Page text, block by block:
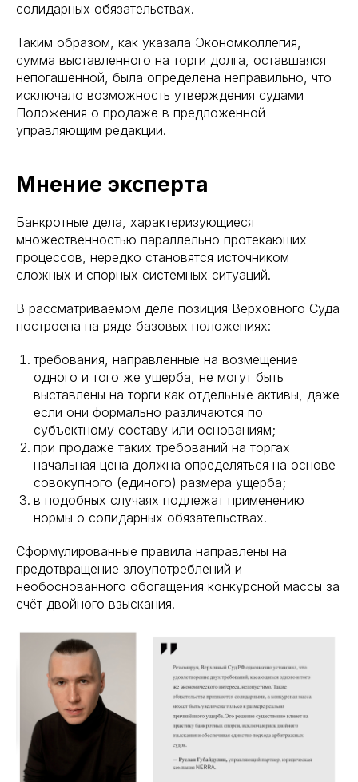
солидарных обязательствах.
Таким образом, как указала Экономколлегия,
сумма выставленного на торги долга, оставшаяся
непогашенной, была определена неправильно, что
исключало возможность утверждения судами
Положения о продаже в предложенной
управляющим редакции.
Мнение эксперта
Банкротные дела, характеризующиеся
множественностью параллельно протекающих
процессов, нередко становятся источником
сложных и спорных системных ситуаций.
В рассматриваемом деле позиция Верховного Суда
построена на ряде базовых положениях:
требования, направленные на возмещение
одного и того же ущерба, не могут быть
выставлены на торги как отдельные активы, даже
если они формально различаются по
субъектному составу или основаниям;
при продаже таких требований на торгах
начальная цена должна определяться на основе
совокупного (единого) размера ущерба;
в подобных случаях подлежат применению
нормы о солидарных обязательствах.
Сформулированные правила направлены на
предотвращение злоупотреблений и
необоснованного обогащения конкурсной массы за
счёт двойного взыскания.